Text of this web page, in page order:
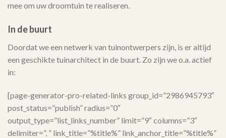
mee om uw droomtuin te realiseren.
In de buurt
Doordat we een netwerk van tuinontwerpers zijn, is er altijd
een geschikte tuinarchitect in de buurt. Zo zijn we o.a. actief
in:
[page-generator-pro-related-links group_id=”2986945793″
post_status=”publish” radius=”0″
output_type=”list_links_number” limit=”9″ columns=”3″
delimiter=”, ” link_title=”%title%” link_anchor_title=”%title%”